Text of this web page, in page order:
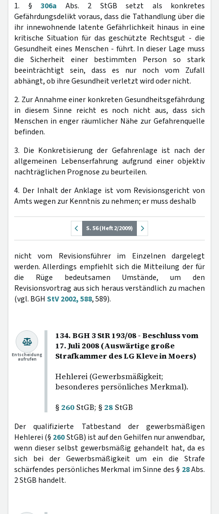
1. § 306a Abs. 2 StGB setzt als konkretes
Gefährdungsdelikt voraus, dass die Tathandlung über die
ihr innewohnende latente Gefährlichkeit hinaus in eine
kritische Situation für das geschützte Rechtsgut - die
Gesundheit eines Menschen - führt. In dieser Lage muss
die Sicherheit einer bestimmten Person so stark
beeinträchtigt sein, dass es nur noch vom Zufall
abhängt, ob ihre Gesundheit verletzt wird oder nicht.
2. Zur Annahme einer konkreten Gesundheitsgefährdung
in diesem Sinne reicht es noch nicht aus, dass sich
Menschen in enger räumlicher Nähe zur Gefahrenquelle
befinden.
3. Die Konkretisierung der Gefahrenlage ist nach der
allgemeinen Lebenserfahrung aufgrund einer objektiv
nachträglichen Prognose zu beurteilen.
4. Der Inhalt der Anklage ist vom Revisionsgericht von
Amts wegen zur Kenntnis zu nehmen; er muss deshalb
S. 56 (Heft 2/2009)
nicht vom Revisionsführer im Einzelnen dargelegt
werden. Allerdings empfiehlt sich die Mitteilung der für
die Rüge bedeutsamen Umstände, um den
Revisionsvortrag aus sich heraus verständlich zu machen
(vgl. BGH StV 2002, 588, 589).
134. BGH 3 StR 193/08 - Beschluss vom
17. Juli 2008 (Auswärtige große
Strafkammer des LG Kleve in Moers)
Hehlerei (Gewerbsmäßigkeit;
besonderes persönliches Merkmal).
§ 260 StGB; § 28 StGB
Entscheidung
aufrufen
Der qualifizierte Tatbestand der gewerbsmäßigen
Hehlerei (§ 260StGB) ist auf den Gehilfen nur anwendbar,
wenn dieser selbst gewerbsmäßig gehandelt hat, da es
sich bei der Gewerbsmäßigkeit um ein die Strafe
schärfendes persönliches Merkmal im Sinne des § 28Abs.
2 StGB handelt.